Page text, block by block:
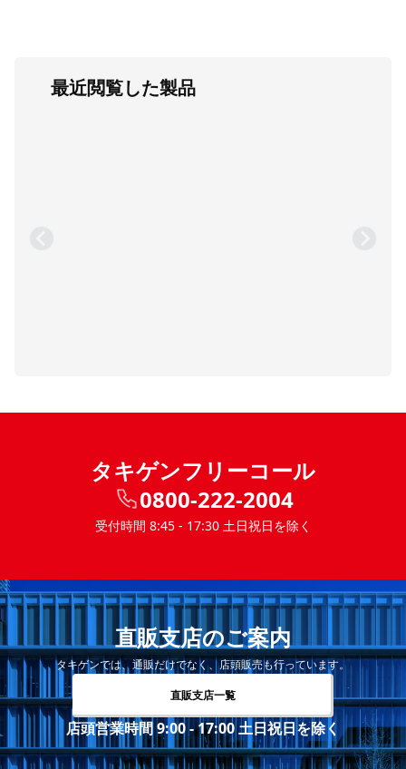
最近閲覧した製品
タキゲンフリーコール
0800-222-2004
受付時間 8:45 - 17:30 土日祝日を除く
直販支店のご案内
タキゲンでは、通販だけでなく、店頭販売も行っています。
直販支店一覧
店頭営業時間 9:00 - 17:00 土日祝日を除く